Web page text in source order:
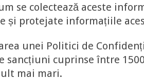
se colectează aceste
și protejate informațiile
unei Politici de
sancțiuni cuprinse între
mai mari.